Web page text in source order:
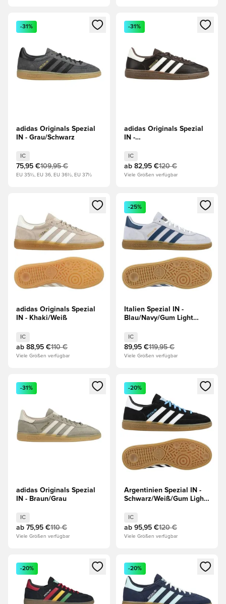
Öffnet ein neues Fenster zum Anmelden oder Registrieren
-31%
adidas Originals Spezial
IN - Grau/Schwarz
IC
75,95 €109,95 €
EU 35½, EU 36, EU 36½, EU 37½
Öffnet ein neues Fenster
-31%
adidas Originals Spezial
IN -
IC
ab 82,95 €120 €
Viele Größen verfügbar
Öffnet ein neues Fenster zum Anmelden oder Registrieren
adidas Originals Spezial
IN - Khaki/Weiß
IC
ab 88,95 €110 €
Viele Größen verfügbar
Öffnet ein neues Fenster
-25%
Italien Spezial IN -
Blau/Navy/Gum Light
IC
89,95 €119,95 €
Viele Größen verfügbar
Öffnet ein neues Fenster zum Anmelden oder Registrieren
-31%
adidas Originals Spezial
IN - Braun/Grau
IC
ab 75,95 €110 €
Viele Größen verfügbar
Öffnet ein neues Fenster
-20%
Argentinien Spezial IN -
Schwarz/Weiß/Gum Light
IC
ab 95,95 €120 €
Viele Größen verfügbar
Öffnet ein neues Fenster zum Anmelden oder Registrieren
-20%
Öffnet ein neues Fenster
-20%